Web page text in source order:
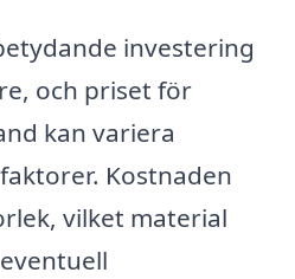
investering
och priset för
kan variera
Kostnaden
vilket material